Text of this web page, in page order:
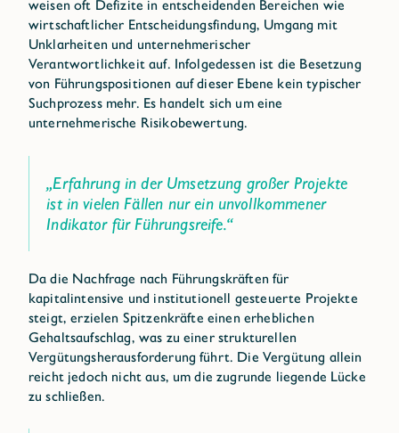
weisen oft Defizite in entscheidenden Bereichen wie
wirtschaftlicher Entscheidungsfindung, Umgang mit
Unklarheiten und unternehmerischer
Verantwortlichkeit auf. Infolgedessen ist die Besetzung
von Führungspositionen auf dieser Ebene kein typischer
Suchprozess mehr. Es handelt sich um eine
unternehmerische Risikobewertung.
„Erfahrung in der Umsetzung großer Projekte
ist in vielen Fällen nur ein unvollkommener
Indikator für Führungsreife.“
Da die Nachfrage nach Führungskräften für
kapitalintensive und institutionell gesteuerte Projekte
steigt, erzielen Spitzenkräfte einen erheblichen
Gehaltsaufschlag, was zu einer strukturellen
Vergütungsherausforderung führt. Die Vergütung allein
reicht jedoch nicht aus, um die zugrunde liegende Lücke
zu schließen.